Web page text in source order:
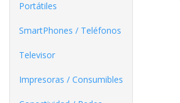
Portátiles
SmartPhones / Teléfonos
Televisor
Impresoras / Consumibles